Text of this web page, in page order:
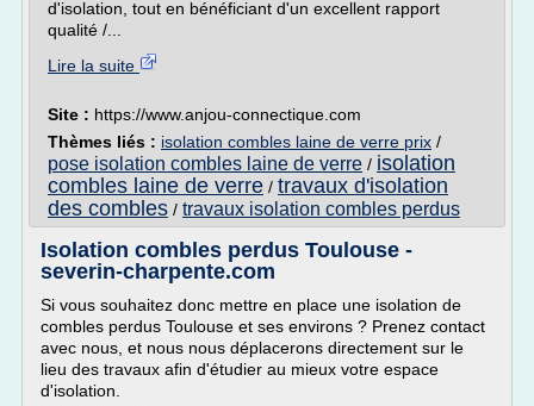
d'isolation, tout en bénéficiant d'un excellent rapport
qualité /...
Lire la suite
Site : https://www.anjou-connectique.com
Thèmes liés : isolation combles laine de verre prix /
pose isolation combles laine de verre / isolation
combles laine de verre / travaux d'isolation
des combles / travaux isolation combles perdus
Isolation combles perdus Toulouse -
severin-charpente.com
Si vous souhaitez donc mettre en place une isolation de
combles perdus Toulouse et ses environs ? Prenez contact
avec nous, et nous nous déplacerons directement sur le
lieu des travaux afin d'étudier au mieux votre espace
d'isolation.